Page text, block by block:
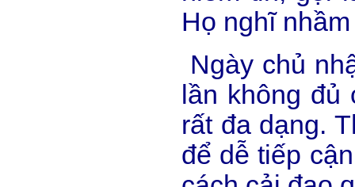
Họ nghĩ
Ngày chủ
lần không
rất đa dạng.
để dễ tiếp